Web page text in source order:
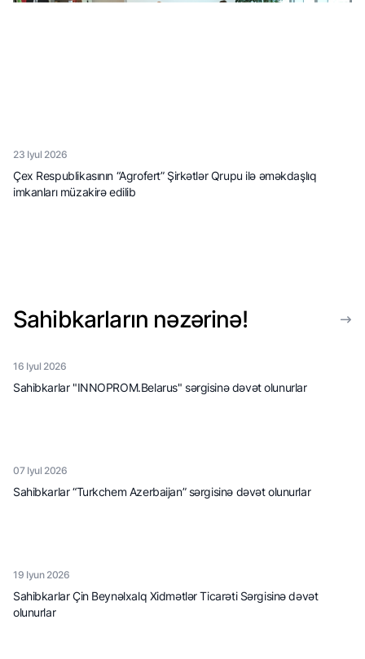
23 Iyul 2026
Çex Respublikasının “Agrofert” Şirkətlər Qrupu ilə əməkdaşlıq
imkanları müzakirə edilib
Sahibkarların nəzərinə!
16 Iyul 2026
Sahibkarlar "INNOPROM.Belarus" sərgisinə dəvət olunurlar
07 Iyul 2026
Sahibkarlar “Turkchem Azerbaijan” sərgisinə dəvət olunurlar
19 Iyun 2026
Sahibkarlar Çin Beynəlxalq Xidmətlər Ticarəti Sərgisinə dəvət
olunurlar